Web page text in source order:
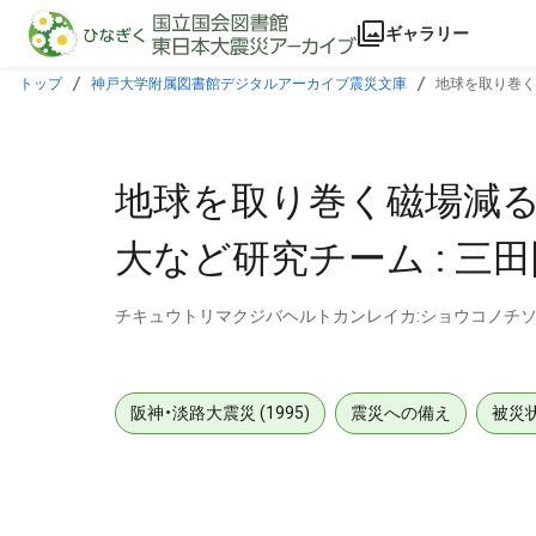
本文に飛ぶ
ギャラリー
トップ 神戸大学附属図書館デジタルアーカイブ震災文庫 地球を取り巻
地球を取り巻く磁場減
大など研究チーム : 三
チキュウトリマクジバヘルトカンレイカ:ショウコノチ
阪神・淡路大震災 (1995) 震災への備え 被災